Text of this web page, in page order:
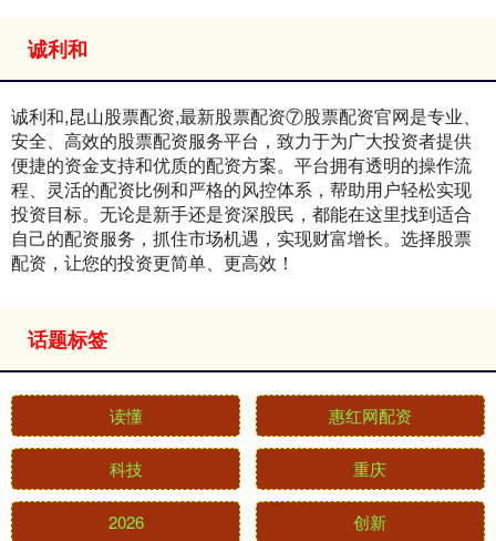
诚利和
诚利和,昆山股票配资,最新股票配资⑦股票配资官网是专业、
安全、高效的股票配资服务平台，致力于为广大投资者提供
便捷的资金支持和优质的配资方案。平台拥有透明的操作流
程、灵活的配资比例和严格的风控体系，帮助用户轻松实现
投资目标。无论是新手还是资深股民，都能在这里找到适合
自己的配资服务，抓住市场机遇，实现财富增长。选择股票
配资，让您的投资更简单、更高效！
话题标签
读懂 惠红网配资
科技 重庆
2026 创新